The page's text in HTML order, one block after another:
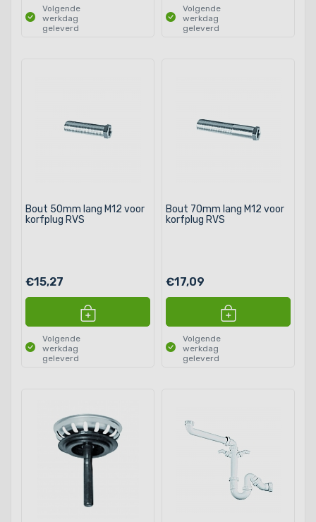
Volgende
werkdag
geleverd
Volgende
werkdag
geleverd
Bout 50mm lang M12 voor
korfplug RVS
€15,27
Volgende
werkdag
geleverd
Bout 70mm lang M12 voor
korfplug RVS
€17,09
Volgende
werkdag
geleverd